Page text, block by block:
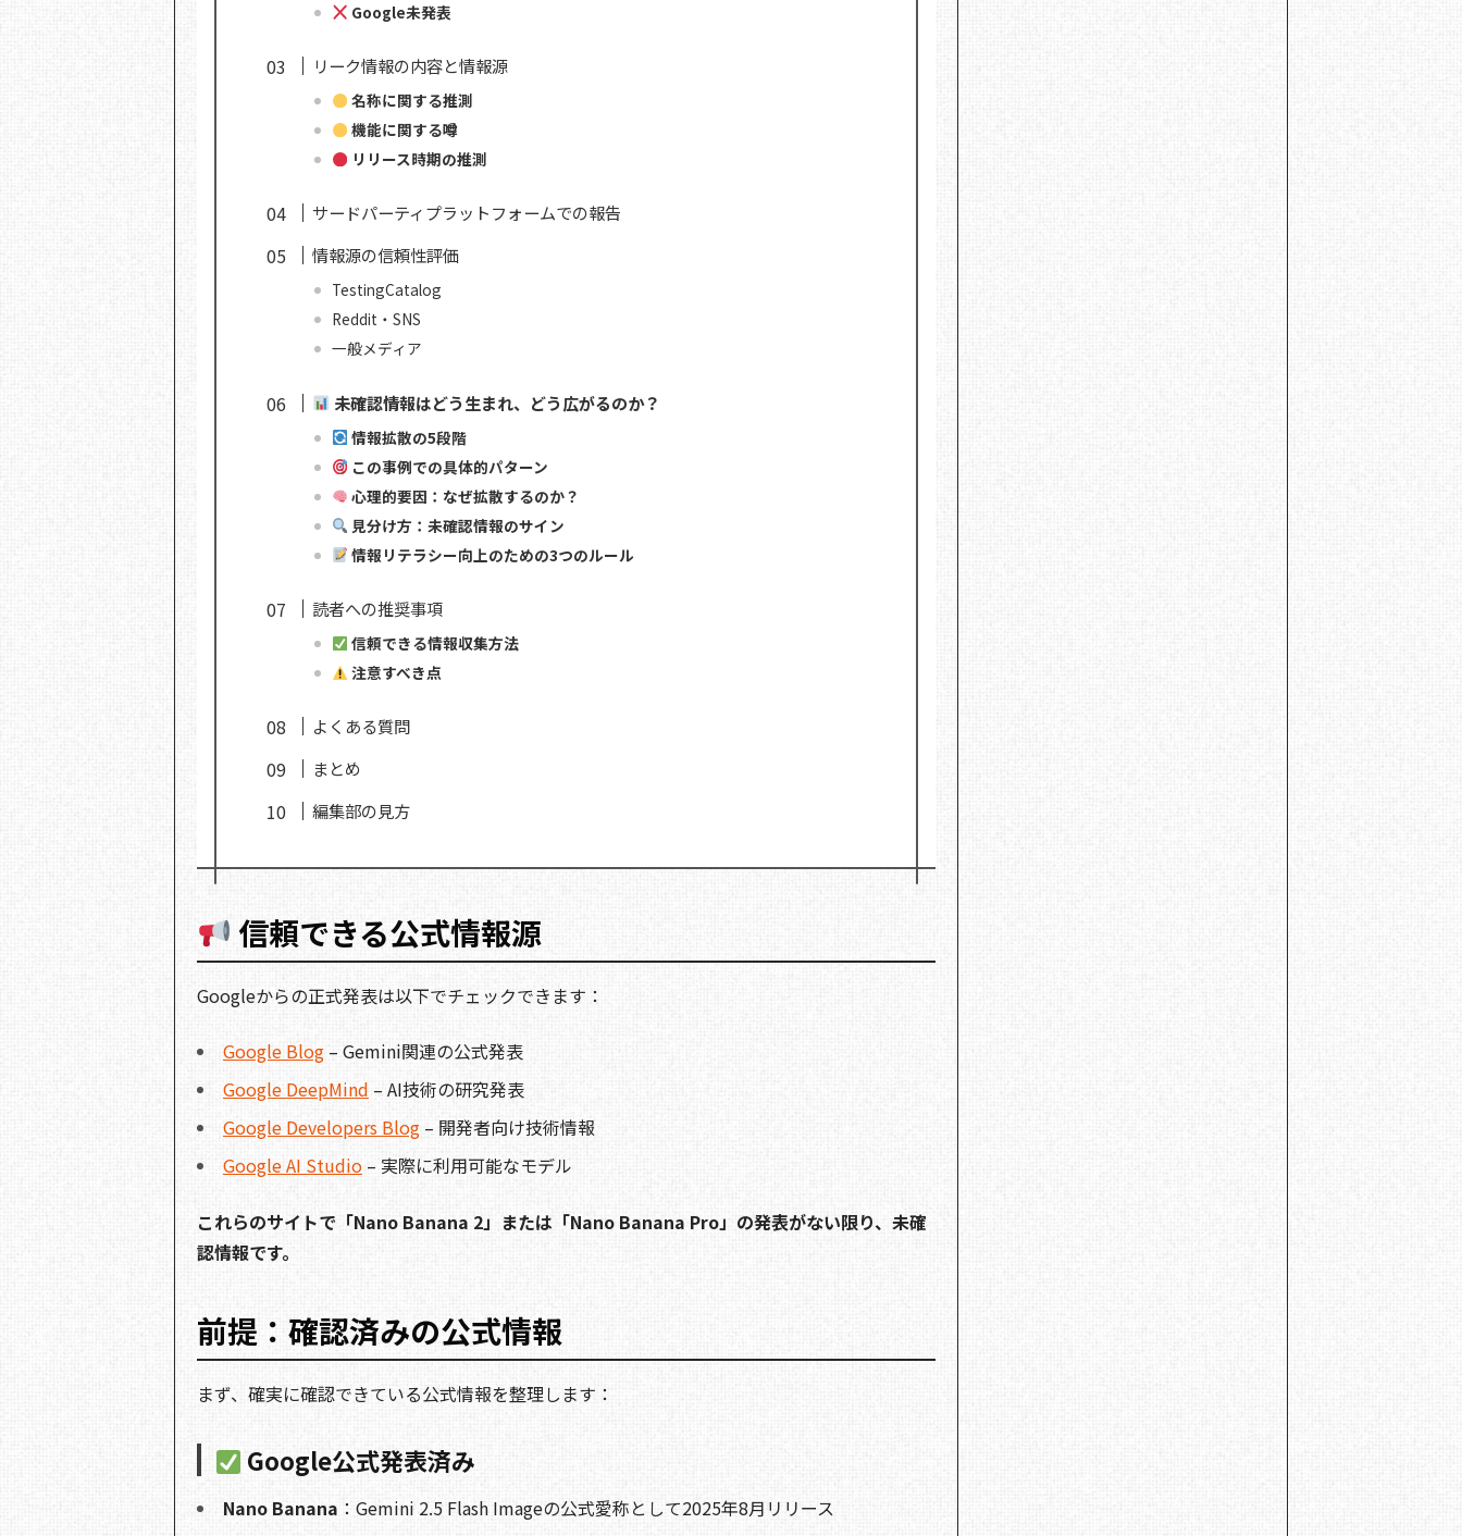
Google未発表
リーク情報の内容と情報源
名称に関する推測
機能に関する噂
リリース時期の推測
サードパーティプラットフォームでの報告
情報源の信頼性評価
TestingCatalog
Reddit・SNS
一般メディア
未確認情報はどう生まれ、どう広がるのか？
情報拡散の5段階
この事例での具体的パターン
心理的要因：なぜ拡散するのか？
見分け方：未確認情報のサイン
情報リテラシー向上のための3つのルール
読者への推奨事項
信頼できる情報収集方法
注意すべき点
よくある質問
まとめ
編集部の見方
信頼できる公式情報源
Googleからの正式発表は以下でチェックできます：
Google Blog – Gemini関連の公式発表
Google DeepMind – AI技術の研究発表
Google Developers Blog – 開発者向け技術情報
Google AI Studio – 実際に利用可能なモデル
これらのサイトで「Nano Banana 2」または「Nano Banana Pro」の発表がない限り、未確
認情報です。
前提：確認済みの公式情報
まず、確実に確認できている公式情報を整理します：
Google公式発表済み
Nano Banana ：Gemini 2.5 Flash Imageの公式愛称として2025年8月リリース